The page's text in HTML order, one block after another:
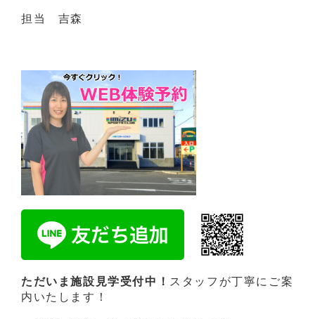
担当 吉森
ただいま施設見学受付中！ スタッフが丁寧にご案
内いたします！